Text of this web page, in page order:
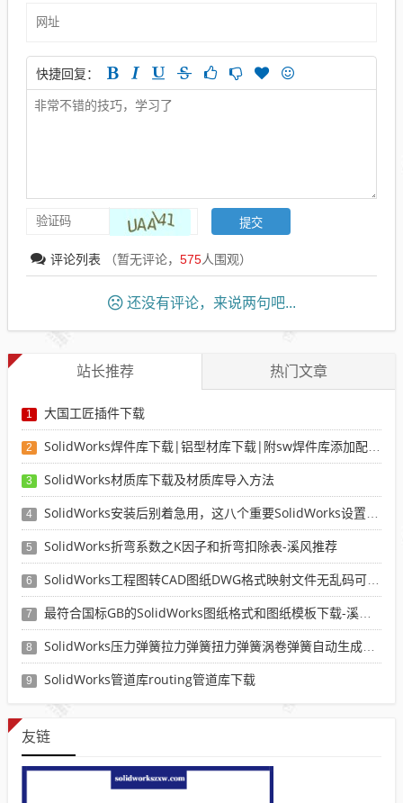
快捷回复：
评论列表 （暂无评论， 575人围观）
还没有评论，来说两句吧...
站长推荐 热门文章
1 大国工匠插件下载
2 SolidWorks焊件库下载|铝型材库下载|附sw焊件库添加配置使用教程
3 SolidWorks材质库下载及材质库导入方法
4 SolidWorks安装后别着急用，这八个重要SolidWorks设置可以提高你的画图效率
5 SolidWorks折弯系数之K因子和折弯扣除表-溪风推荐
6 SolidWorks工程图转CAD图纸DWG格式映射文件无乱码可分层-溪风亲测推荐
7 最符合国标GB的SolidWorks图纸格式和图纸模板下载-溪风专用版
8 SolidWorks压力弹簧拉力弹簧扭力弹簧涡卷弹簧自动生成宏程序下载
9 SolidWorks管道库routing管道库下载
友链